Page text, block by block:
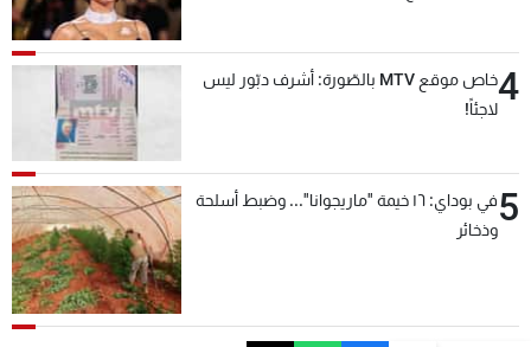
4
خاص موقع MTV بالصّورة: أشرف دبّور ليس
لاجئاً!
5
في بوداي: ١٦ خيمة "ماريجوانا"... وضبط أسلحة
وذخائر